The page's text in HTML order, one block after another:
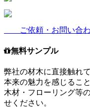
ご依頼・お問い
無料サンプル
弊社の材木に直接触れ
本来の魅力を感じるこ
木材・フローリング等
せください。